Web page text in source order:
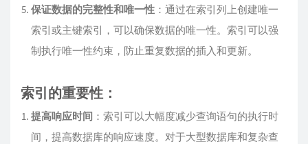
保证数据的完整性和唯一性 ：通过在索引列上创建唯一
索引或主键索引，可以确保数据的唯一性。索引可以强
制执行唯一性约束，防止重复数据的插入和更新。
索引的重要性：
提高响应时间 ：索引可以大幅度减少查询语句的执行时
间，提高数据库的响应速度。对于大型数据库和复杂查